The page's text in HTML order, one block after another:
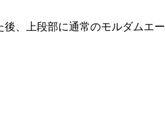
、上段部に通常のモルダムエー